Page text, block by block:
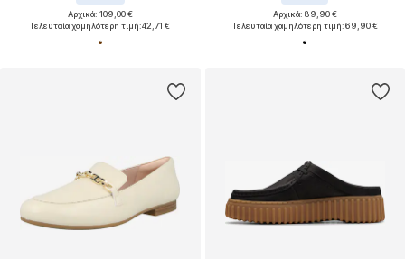
Αρχικά: 109,00 €
Τελευταία χαμηλότερη τιμή:42,71 €
Αρχικά: 89,90 €
Τελευταία χαμηλότερη τιμή:69,90 €